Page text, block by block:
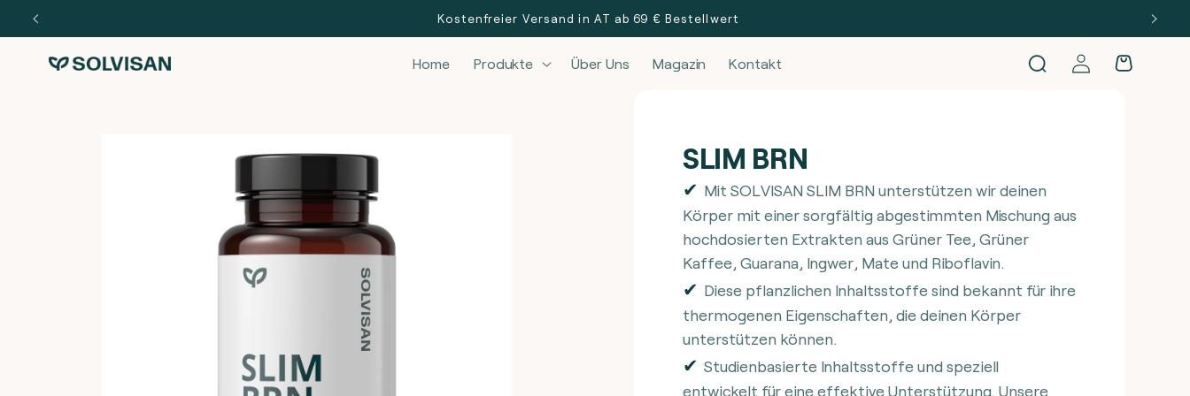
Direkt zum
Inhalt
Kostenfreier Versand in AT ab 69 € Bestellwert
Home Produkte Über Uns Magazin Kontakt EinloggenWarenkorb
SLIM BRN
Mit SOLVISAN SLIM BRN unterstützen wir deinen
Körper mit einer sorgfältig abgestimmten Mischung aus
hochdosierten Extrakten aus Grüner Tee, Grüner
Kaffee, Guarana, Ingwer, Mate und Riboflavin.
Diese pflanzlichen Inhaltsstoffe sind bekannt für ihre
thermogenen Eigenschaften, die deinen Körper
unterstützen können.
Studienbasierte Inhaltsstoffe und speziell
entwickelt für eine effektive Unterstützung. Unsere